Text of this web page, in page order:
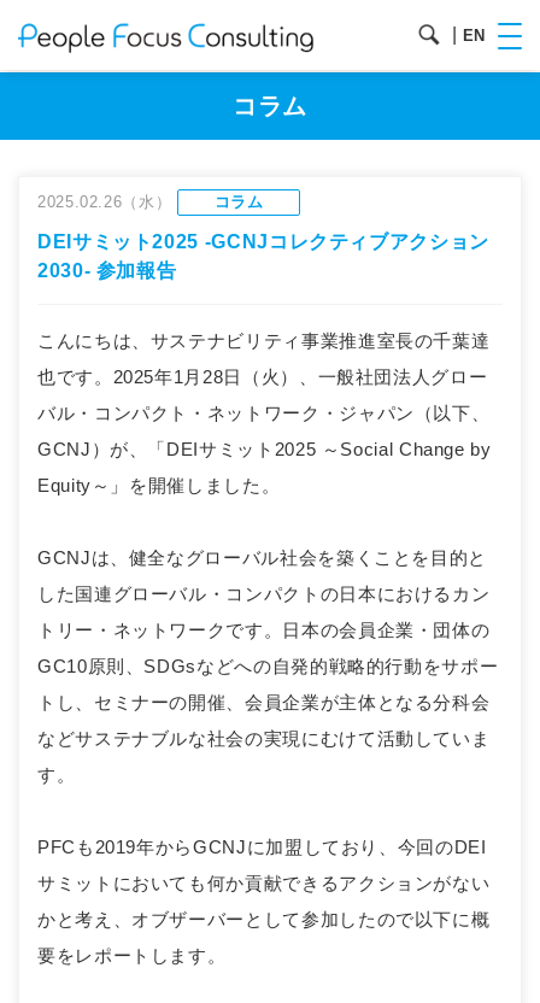
EN
コラム
2025.02.26（水） コラム
DEIサミット2025 -GCNJコレクティブアクション
2030- 参加報告
こんにちは、サステナビリティ事業推進室長の千葉達
也です。2025年1月28日（火）、一般社団法人グロー
バル・コンパクト・ネットワーク・ジャパン（以下、
GCNJ）が、「DEIサミット2025 ～Social Change by
Equity～」を開催しました。
GCNJは、健全なグローバル社会を築くことを目的と
した国連グローバル・コンパクトの日本におけるカン
トリー・ネットワークです。日本の会員企業・団体の
GC10原則、SDGsなどへの自発的戦略的行動をサポー
トし、セミナーの開催、会員企業が主体となる分科会
などサステナブルな社会の実現にむけて活動していま
す。
PFCも2019年からGCNJに加盟しており、今回のDEI
サミットにおいても何か貢献できるアクションがない
かと考え、オブザーバーとして参加したので以下に概
要をレポートします。